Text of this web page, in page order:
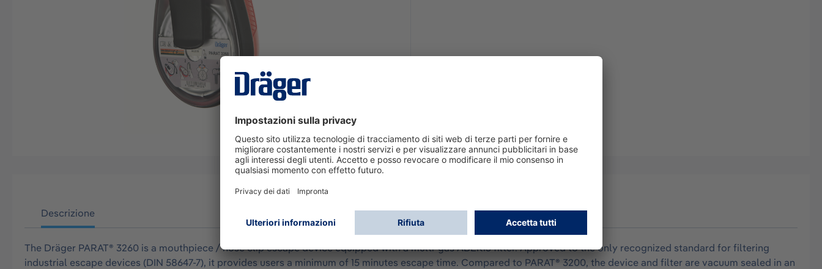
Descrizione
The Dräger PARAT® 3260 is a mouthpiece / nose clip escape device equipped with a multi-gas ABEK15 filter. Approved to the only recognized standard for filtering
industrial escape devices (DIN 58647-7), it provides users a minimum of 15 minutes escape time. Compared to PARAT® 3200, the device and filter are vacuum sealed in an